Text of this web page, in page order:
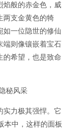
焰般的赤金色，威
两支金黄色的犄
如一位隐世的修仙
端则像镶嵌着宝石
的希望，也是致命
力极其强悍。它
本中，这样的面板